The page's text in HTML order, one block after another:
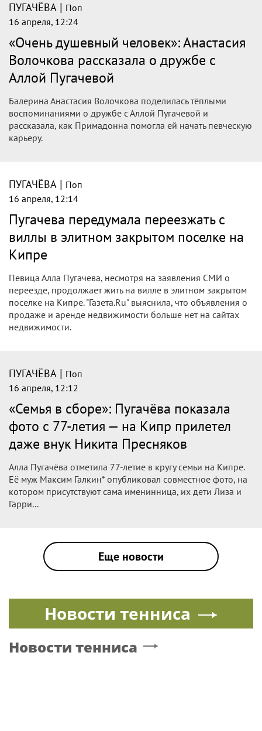
ПУГАЧЁВА | Поп
16 апреля, 12:24
«Очень душевный человек»: Анастасия
Волочкова рассказала о дружбе с
Аллой Пугачевой
Балерина Анастасия Волочкова поделилась тёплыми
воспоминаниями о дружбе с Аллой Пугачевой и
рассказала, как Примадонна помогла ей начать певческую
карьеру.
ПУГАЧЁВА | Поп
16 апреля, 12:14
Пугачева передумала переезжать с
виллы в элитном закрытом поселке на
Кипре
Певица Алла Пугачева, несмотря на заявления СМИ о
переезде, продолжает жить на вилле в элитном закрытом
поселке на Кипре. "Газета.Ru" выяснила, что объявления о
продаже и аренде недвижимости больше нет на сайтах
недвижимости.
ПУГАЧЁВА | Поп
16 апреля, 12:12
«Семья в сборе»: Пугачёва показала
фото с 77-летия — на Кипр прилетел
даже внук Никита Пресняков
Алла Пугачёва отметила 77-летие в кругу семьи на Кипре.
Её муж Максим Галкин* опубликовал совместное фото, на
котором присутствуют сама именинница, их дети Лиза и
Гарри...
Еще новости
Новости тенниса
Новости тенниса